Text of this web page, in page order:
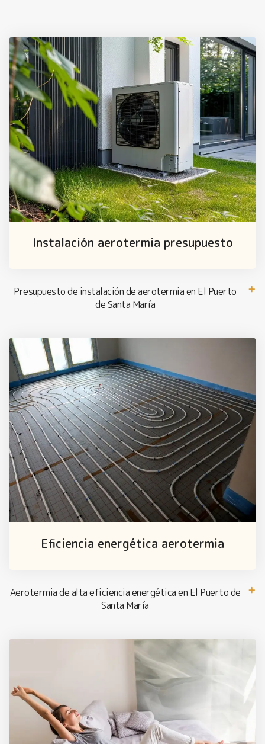
Instalación aerotermia presupuesto
Presupuesto de instalación de aerotermia en El Puerto
de Santa María
Eficiencia energética aerotermia
Aerotermia de alta eficiencia energética en El Puerto de
Santa María